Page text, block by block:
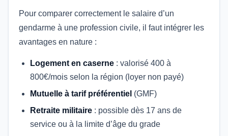
Pour comparer correctement le salaire d’un
gendarme à une profession civile, il faut intégrer les
avantages en nature :
Logement en caserne : valorisé 400 à
800€/mois selon la région (loyer non payé)
Mutuelle à tarif préférentiel (GMF)
Retraite militaire : possible dès 17 ans de
service ou à la limite d’âge du grade